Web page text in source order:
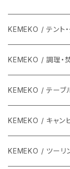
KEMEKO / テント
KEMEKO / 調理・
KEMEKO / テーブ
KEMEKO / キャン
KEMEKO / ツーリ